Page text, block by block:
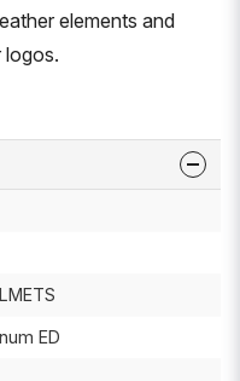
elements and
logos.
ED